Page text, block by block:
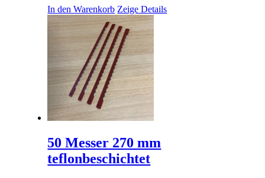
In den Warenkorb Zeige Details
50 Messer 270 mm
teflonbeschichtet